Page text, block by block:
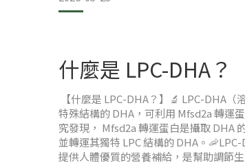
廁所蹲到腳麻，它就是卡在門口出不來
什麼是 LPC-DHA？
【什麼是 LPC-DHA？】🔬 LPC-DHA
特殊結構的 DHA，可利用 Mfsd2a 轉運
究發現， Mfsd2a 轉運蛋白是攝取 DHA
並轉運其獨特 LPC 結構的 DHA。
提供人體優質的營養補給，是幫助調節